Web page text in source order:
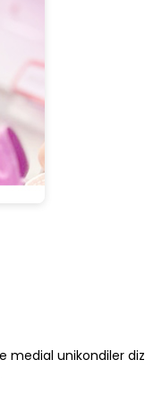
medial unikondiler diz